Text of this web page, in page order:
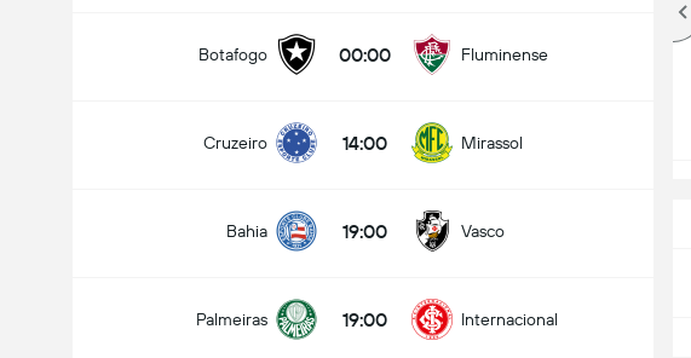
Botafogo 00:00 Fluminense
Cruzeiro 14:00 Mirassol
Bahia 19:00 Vasco
Palmeiras 19:00 Internacional